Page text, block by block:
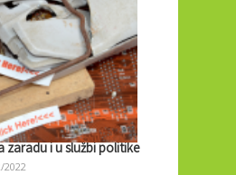
zaradu i u službi politike
2022